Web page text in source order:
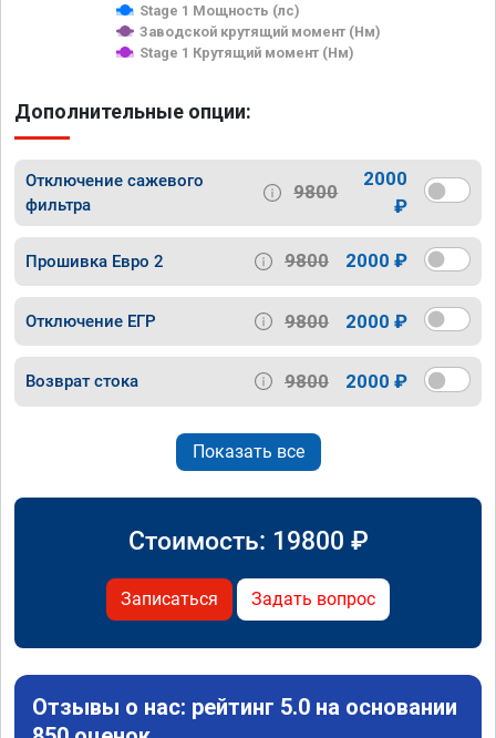
Stage 1 Мощность (лс)
Заводской крутящий момент (Нм)
Stage 1 Крутящий момент (Нм)
Дополнительные опции:
Отключение сажевого
фильтра
9800
2000
₽
Прошивка Евро 2 9800 2000 ₽
Отключение ЕГР 9800 2000 ₽
Возврат стока 9800 2000 ₽
Показать все
Стоимость: 19800 ₽
Записаться Задать вопрос
Отзывы о нас: рейтинг 5.0 на основании